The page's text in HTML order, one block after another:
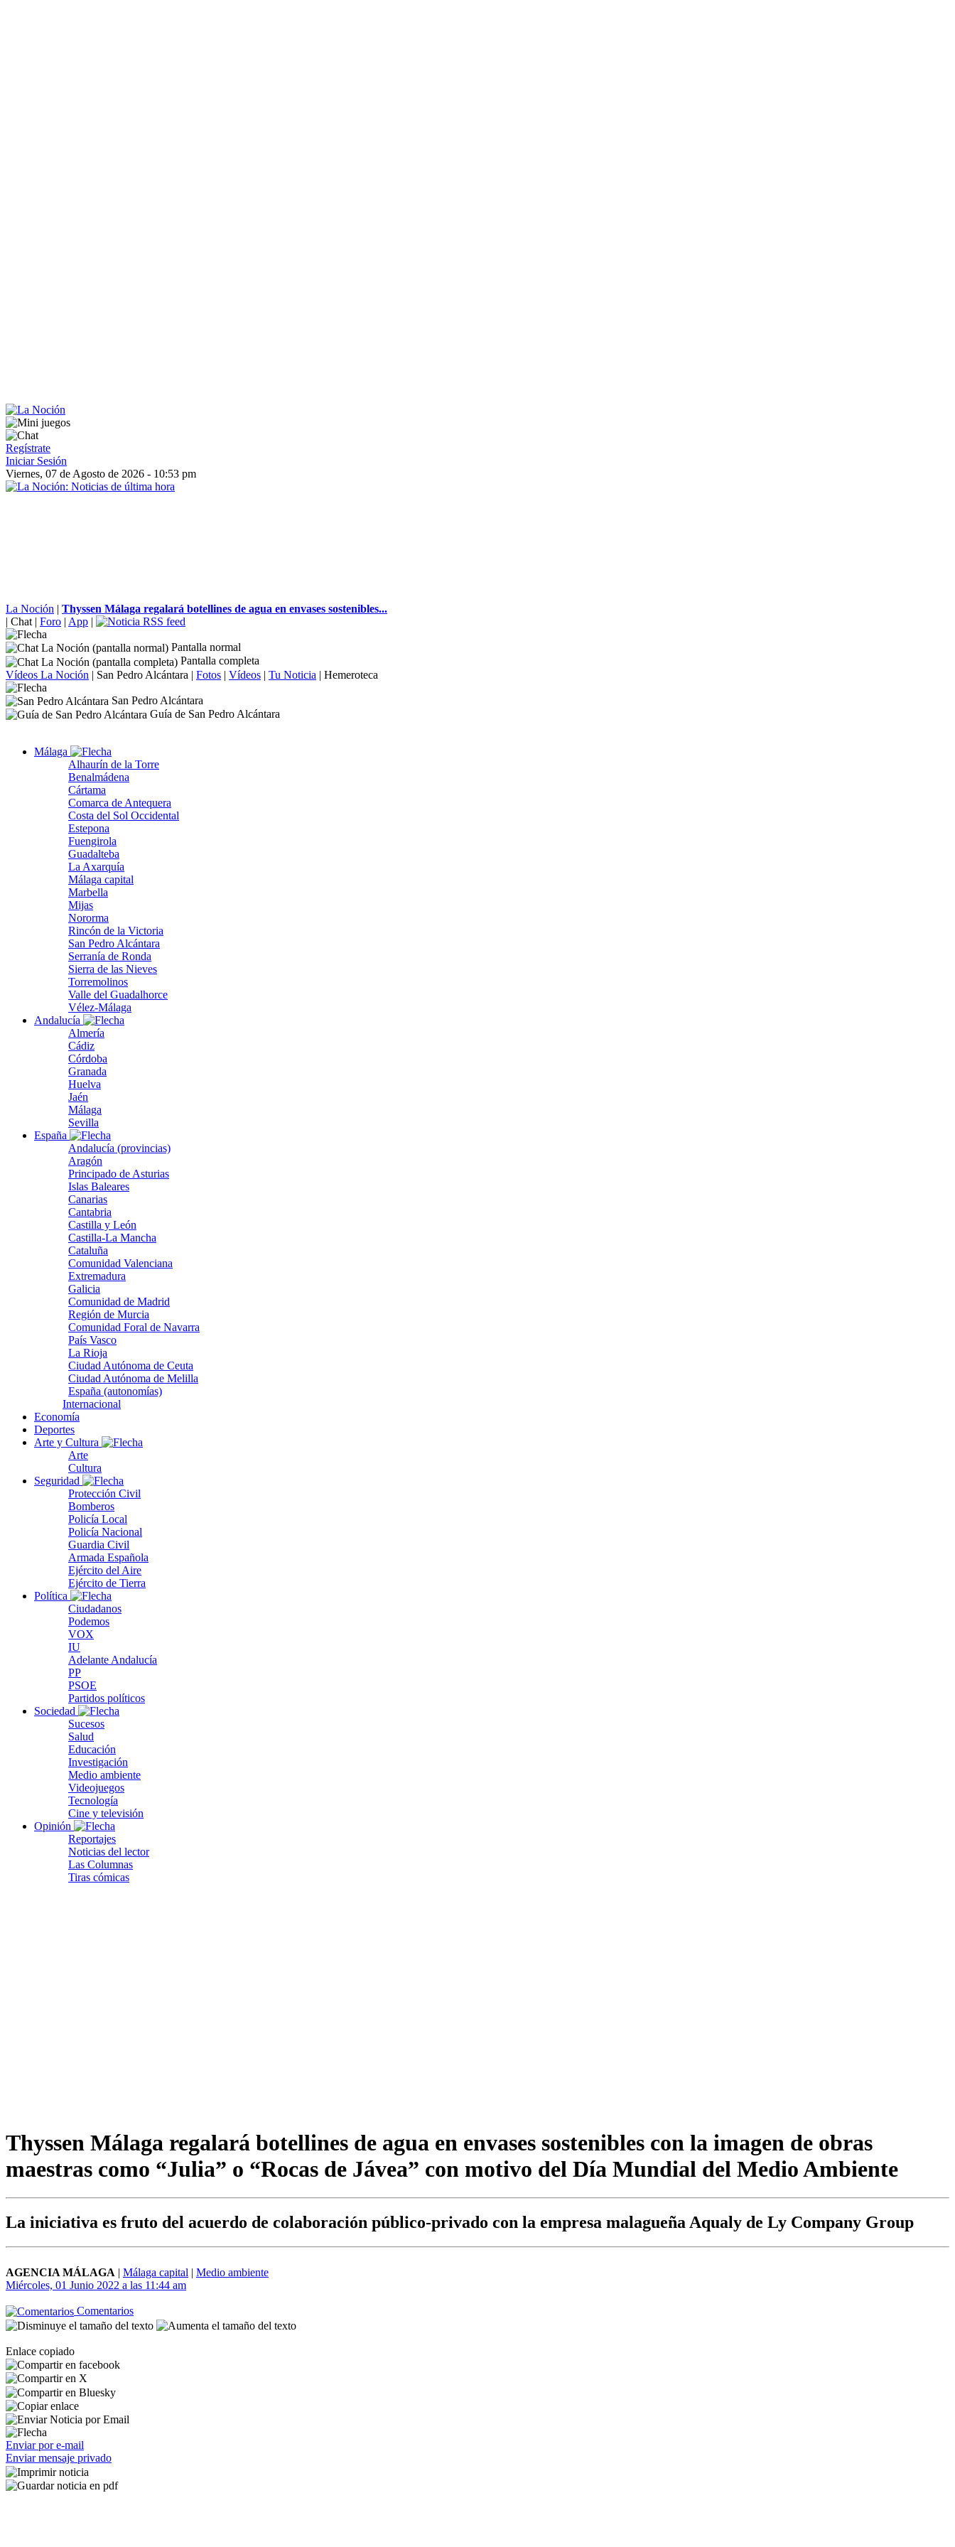
Regístrate
Iniciar Sesión
Viernes, 07 de Agosto de 2026 - 10:53 pm
La Noción | Thyssen Málaga regalará botellines de agua en envases sostenibles...
| Chat | Foro | App |
Pantalla normal
Pantalla completa
Vídeos La Noción | San Pedro Alcántara | Fotos | Vídeos | Tu Noticia | Hemeroteca
San Pedro Alcántara
Guía de San Pedro Alcántara
Málaga
Alhaurín de la Torre
Benalmádena
Cártama
Comarca de Antequera
Costa del Sol Occidental
Estepona
Fuengirola
Guadalteba
La Axarquía
Málaga capital
Marbella
Mijas
Nororma
Rincón de la Victoria
San Pedro Alcántara
Serranía de Ronda
Sierra de las Nieves
Torremolinos
Valle del Guadalhorce
Vélez-Málaga
Andalucía
Almería
Cádiz
Córdoba
Granada
Huelva
Jaén
Málaga
Sevilla
España
Andalucía (provincias)
Aragón
Principado de Asturias
Islas Baleares
Canarias
Cantabria
Castilla y León
Castilla-La Mancha
Cataluña
Comunidad Valenciana
Extremadura
Galicia
Comunidad de Madrid
Región de Murcia
Comunidad Foral de Navarra
País Vasco
La Rioja
Ciudad Autónoma de Ceuta
Ciudad Autónoma de Melilla
España (autonomías)
Internacional
Economía
Deportes
Arte y Cultura
Arte
Cultura
Seguridad
Protección Civil
Bomberos
Policía Local
Policía Nacional
Guardia Civil
Armada Española
Ejército del Aire
Ejército de Tierra
Política
Ciudadanos
Podemos
VOX
IU
Adelante Andalucía
PP
PSOE
Partidos políticos
Sociedad
Sucesos
Salud
Educación
Investigación
Medio ambiente
Videojuegos
Tecnología
Cine y televisión
Opinión
Reportajes
Noticias del lector
Las Columnas
Tiras cómicas
Thyssen Málaga regalará botellines de agua en envases sostenibles con la imagen de obras
maestras como “Julia” o “Rocas de Jávea” con motivo del Día Mundial del Medio Ambiente
La iniciativa es fruto del acuerdo de colaboración público-privado con la empresa malagueña Aqualy de Ly Company Group
AGENCIA MÁLAGA | Málaga capital | Medio ambiente
Miércoles, 01 Junio 2022 a las 11:44 am
Comentarios
Enlace copiado
Enviar por e-mail
Enviar mensaje privado